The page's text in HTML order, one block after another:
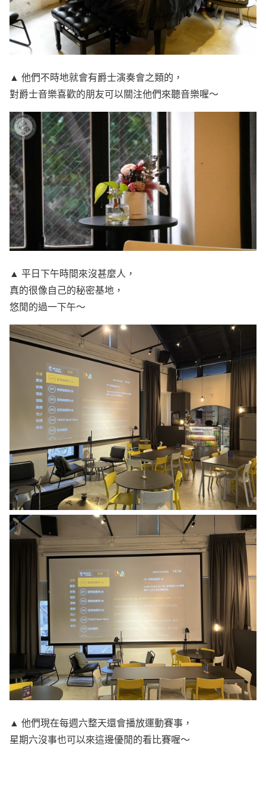
▲ 他們不時地就會有爵士演奏會之類的，
對爵士音樂喜歡的朋友可以關注他們來聽音樂喔～
▲ 平日下午時間來沒甚麼人，
真的很像自己的秘密基地，
悠閒的過一下午～
▲ 他們現在每週六整天還會播放運動賽事，
星期六沒事也可以來這邊優閒的看比賽喔～